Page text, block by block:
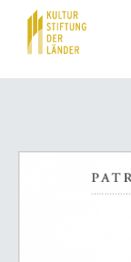
Hauptnavigation